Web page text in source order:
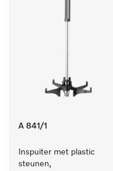
A 841/1
Inspuiter met plastic
steunen,